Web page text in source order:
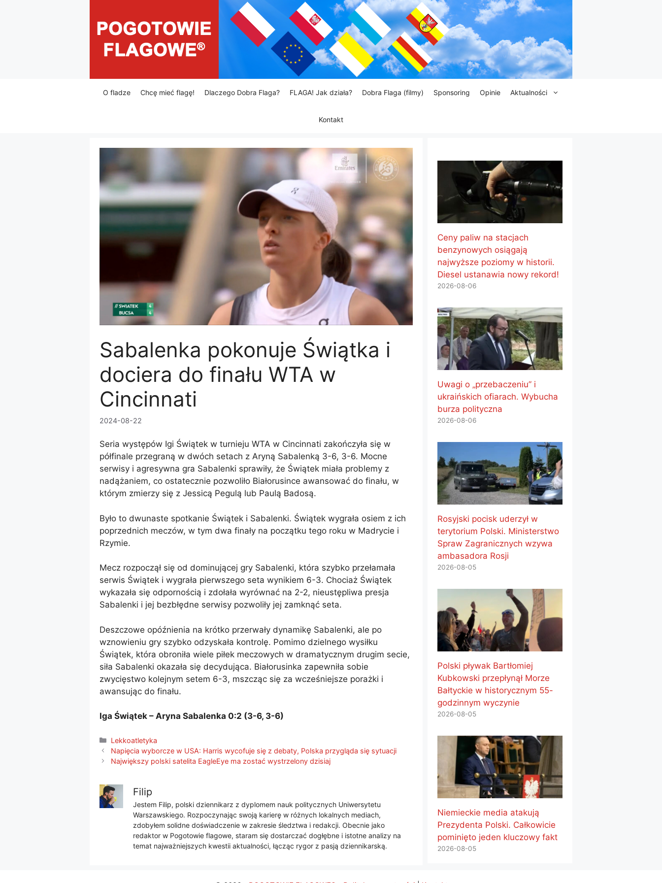
O fladze Chcę mieć flagę! Dlaczego Dobra Flaga? FLAGA! Jak działa? Dobra Flaga (filmy) Sponsoring Opinie Aktualności
Kontakt
Sabalenka pokonuje Świątka i
dociera do finału WTA w
Cincinnati
2024-08-22
Seria występów Igi Świątek w turnieju WTA w Cincinnati zakończyła się w
półfinale przegraną w dwóch setach z Aryną Sabalenką 3-6, 3-6. Mocne
serwisy i agresywna gra Sabalenki sprawiły, że Świątek miała problemy z
nadążaniem, co ostatecznie pozwoliło Białorusince awansować do finału, w
którym zmierzy się z Jessicą Pegulą lub Paulą Badosą.
Było to dwunaste spotkanie Świątek i Sabalenki. Świątek wygrała osiem z ich
poprzednich meczów, w tym dwa finały na początku tego roku w Madrycie i
Rzymie.
Mecz rozpoczął się od dominującej gry Sabalenki, która szybko przełamała
serwis Świątek i wygrała pierwszego seta wynikiem 6-3. Chociaż Świątek
wykazała się odpornością i zdołała wyrównać na 2-2, nieustępliwa presja
Sabalenki i jej bezbłędne serwisy pozwoliły jej zamknąć seta.
Deszczowe opóźnienia na krótko przerwały dynamikę Sabalenki, ale po
wznowieniu gry szybko odzyskała kontrolę. Pomimo dzielnego wysiłku
Świątek, która obroniła wiele piłek meczowych w dramatycznym drugim secie,
siła Sabalenki okazała się decydująca. Białorusinka zapewniła sobie
zwycięstwo kolejnym setem 6-3, mszcząc się za wcześniejsze porażki i
awansując do finału.
Iga Świątek – Aryna Sabalenka 0:2 (3-6, 3-6)
Kategorie
Lekkoatletyka
Napięcia wyborcze w USA: Harris wycofuje się z debaty, Polska przygląda się sytuacji
Największy polski satelita EagleEye ma zostać wystrzelony dzisiaj
Filip
Jestem Filip, polski dziennikarz z dyplomem nauk politycznych Uniwersytetu
Warszawskiego. Rozpoczynając swoją karierę w różnych lokalnych mediach,
zdobyłem solidne doświadczenie w zakresie śledztwa i redakcji. Obecnie jako
redaktor w Pogotowie flagowe, staram się dostarczać dogłębne i istotne analizy na
temat najważniejszych kwestii aktualności, łącząc rygor z pasją dziennikarską.
Ceny paliw na stacjach
benzynowych osiągają
najwyższe poziomy w historii.
Diesel ustanawia nowy rekord!
2026-08-06
Uwagi o „przebaczeniu” i
ukraińskich ofiarach. Wybucha
burza polityczna
2026-08-06
Rosyjski pocisk uderzył w
terytorium Polski. Ministerstwo
Spraw Zagranicznych wzywa
ambasadora Rosji
2026-08-05
Polski pływak Bartłomiej
Kubkowski przepłynął Morze
Bałtyckie w historycznym 55-
godzinnym wyczynie
2026-08-05
Niemieckie media atakują
Prezydenta Polski. Całkowicie
pominięto jeden kluczowy fakt
2026-08-05